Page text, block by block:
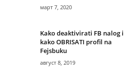
март 7, 2020
Kako deaktivirati FB nalog i
kako OBRISATI profil na
Fejsbuku
август 8, 2019